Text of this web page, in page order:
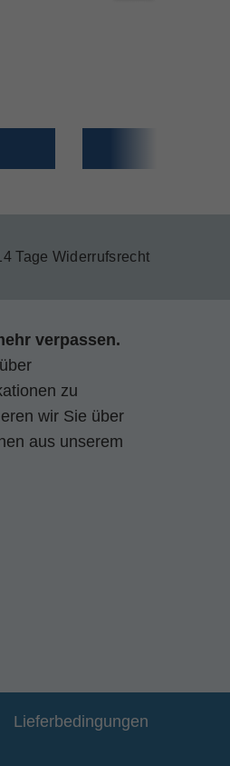
Tage Widerrufsrecht
verpassen.
zu
wir Sie über
aus unserem
Lieferbedingungen